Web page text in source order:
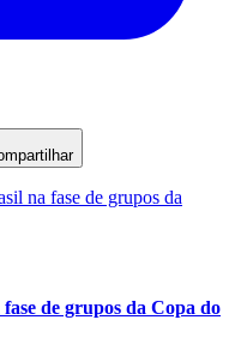
de grupos da Copa do